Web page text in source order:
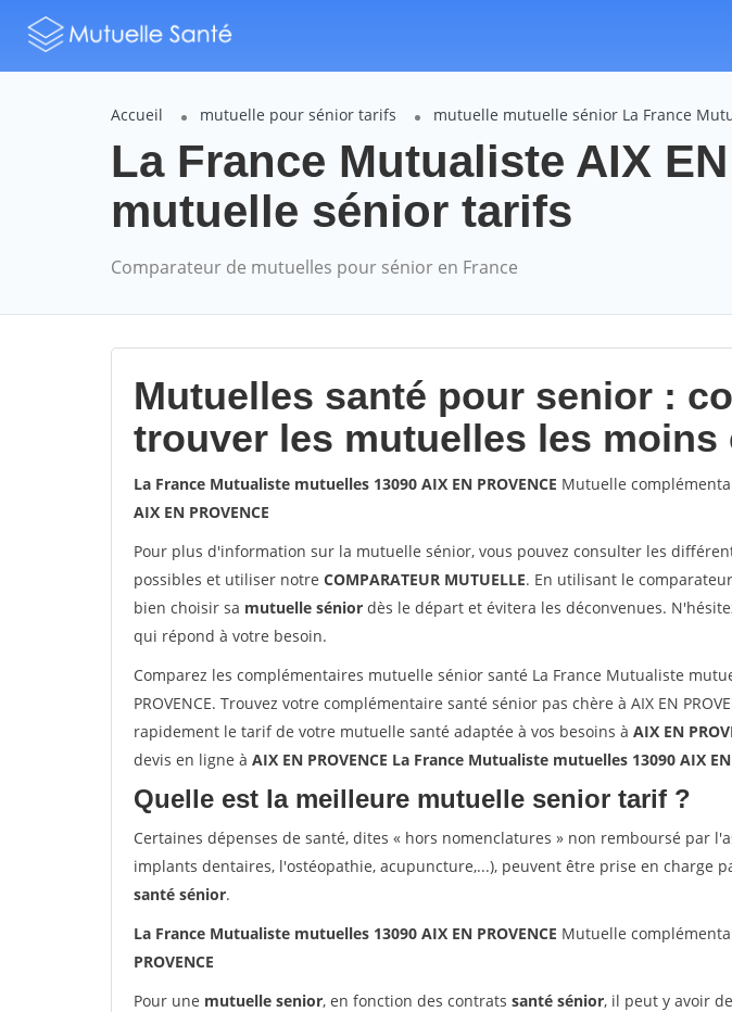
Accueil mutuelle pour sénior tarifs mutuelle mutuelle sénior La France
La France Mutualiste AIX
mutuelle sénior tarifs
Comparateur de mutuelles pour sénior en France
Mutuelles santé pour senior :
trouver les mutuelles les moins
La France Mutualiste mutuelles 13090 AIX EN PROVENCE Mutuelle
AIX EN PROVENCE
Pour plus d'information sur la mutuelle sénior, vous pouvez consulter les
possibles et utiliser notre COMPARATEUR MUTUELLE. En utilisant le
bien choisir sa mutuelle sénior dès le départ et évitera les déconvenues.
qui répond à votre besoin.
Comparez les complémentaires mutuelle sénior santé La France Mutualiste
PROVENCE. Trouvez votre complémentaire santé sénior pas chère à AIX EN
rapidement le tarif de votre mutuelle santé adaptée à vos besoins à AIX EN
devis en ligne à AIX EN PROVENCE La France Mutualiste mutuelles 13090 AIX EN
Quelle est la meilleure mutuelle senior tarif ?
Certaines dépenses de santé, dites « hors nomenclatures » non remboursé par
implants dentaires, l'ostéopathie, acupuncture,...), peuvent être prise en charge
santé sénior.
La France Mutualiste mutuelles 13090 AIX EN PROVENCE Mutuelle
PROVENCE
Pour une mutuelle senior, en fonction des contrats santé sénior, il peut y avoir